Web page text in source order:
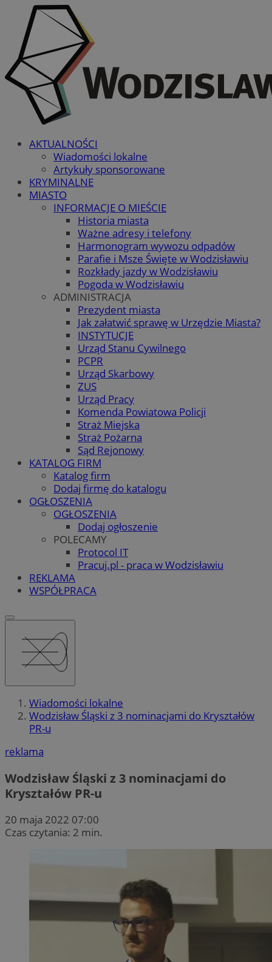
AKTUALNOŚCI
Wiadomości lokalne
Artykuły sponsorowane
KRYMINALNE
MIASTO
INFORMACJE O MIEŚCIE
Historia miasta
Ważne adresy i telefony
Harmonogram wywozu odpadów
Parafie i Msze Święte w Wodzisławiu
Rozkłady jazdy w Wodzisławiu
Pogoda w Wodzisławiu
ADMINISTRACJA
Prezydent miasta
Jak załatwić sprawę w Urzędzie Miasta?
INSTYTUCJE
Urząd Stanu Cywilnego
PCPR
Urząd Skarbowy
ZUS
Urząd Pracy
Komenda Powiatowa Policji
Straż Miejska
Straż Pożarna
Sąd Rejonowy
KATALOG FIRM
Katalog firm
Dodaj firmę do katalogu
OGŁOSZENIA
OGŁOSZENIA
Dodaj ogłoszenie
POLECAMY
Protocol IT
Pracuj.pl - praca w Wodzisławiu
REKLAMA
WSPÓŁPRACA
Wiadomości lokalne
Wodzisław Śląski z 3 nominacjami do Kryształów
PR-u
reklama
Wodzisław Śląski z 3 nominacjami do
Kryształów PR-u
20 maja 2022 07:00
Czas czytania: 2 min.